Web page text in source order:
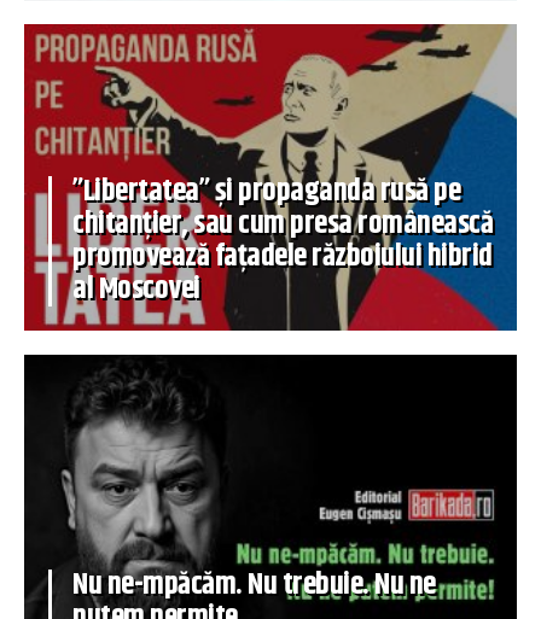
”Libertatea” și propaganda rusă pe
chitanțier, sau cum presa românească
promovează fațadele războiului hibrid
al Moscovei
Nu ne-mpăcăm. Nu trebuie. Nu ne